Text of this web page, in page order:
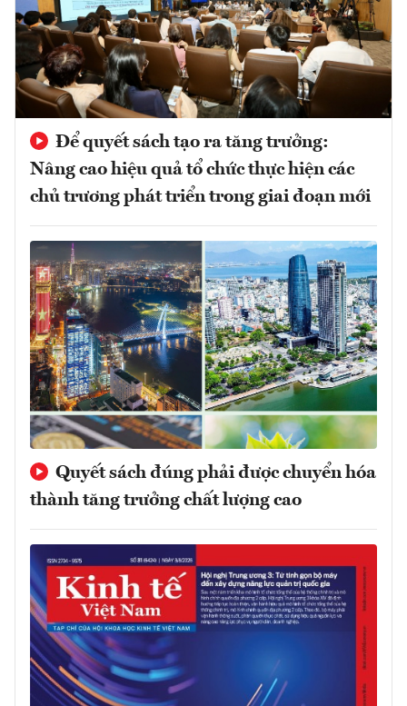
Để quyết sách tạo ra tăng trưởng:
Nâng cao hiệu quả tổ chức thực hiện các
chủ trương phát triển trong giai đoạn mới
Quyết sách đúng phải được chuyển hóa
thành tăng trưởng chất lượng cao